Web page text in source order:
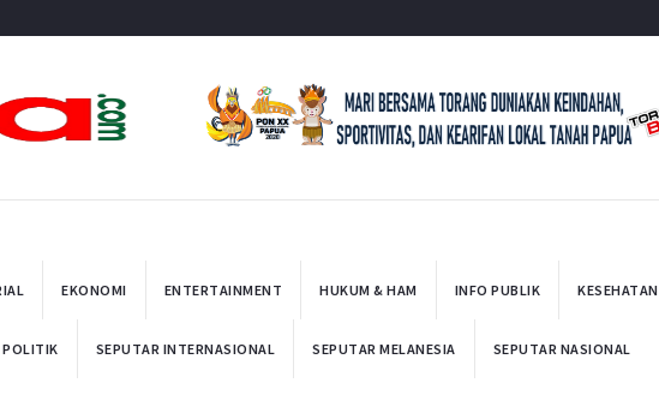
EKONOMI ENTERTAINMENT HUKUM & HAM INFO PUBLIK KESEHATAN
POLITIK SEPUTAR INTERNASIONAL SEPUTAR MELANESIA SEPUTAR NASIONAL